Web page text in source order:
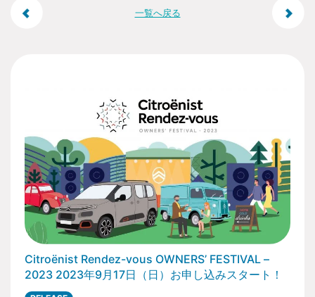
すので、予めご了承ください。
雑誌やウェブ、テレビ、広告などに主催者の許可なく、
商品やブランド、その他商業的なPR行為・販売行為は禁
止させていただきます。
会場内の撮影は可能ですが写り込みなど、他の来場者の
方々へのご配慮をお願いいたします。
【主な禁止事項】
お車や自転車を運転される方のご飲酒は固くお断りいた
します。
火災予防ならびに芝生保護のため、会場内はコンロ、焚
火など、一切の火気使用は禁止です。
会場内でのドローンの使用は禁止です。
参加者各自で出たゴミは自宅に持ち帰って処分いただき
ますようお願いいたします。放置や帰宅途中での投棄は
厳禁です。
付随的、間接的な損害(営業上の利益の損失や損害を含
投
ー
シ
ョ
ン
一覧へ戻る
Citroënist Rendez-vous OWNERS’ FESTIVAL –
2023 2023年9月17日（日）お申し込みスタート！